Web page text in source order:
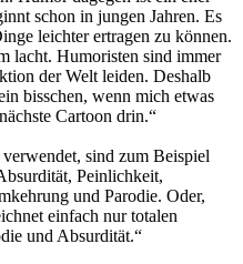
schon in jungen Jahren. Es
leichter ertragen zu können.
lacht. Humoristen sind immer
der Welt leiden. Deshalb
bisschen, wenn mich etwas
Cartoon drin.“
sind zum Beispiel
Peinlichkeit,
und Parodie. Oder,
einfach nur totalen
und Absurdität.“